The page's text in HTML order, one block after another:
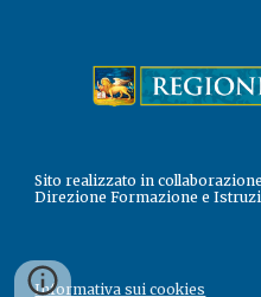
Sito realizzato in
Direzione Formazione e
Informativa sui cookies